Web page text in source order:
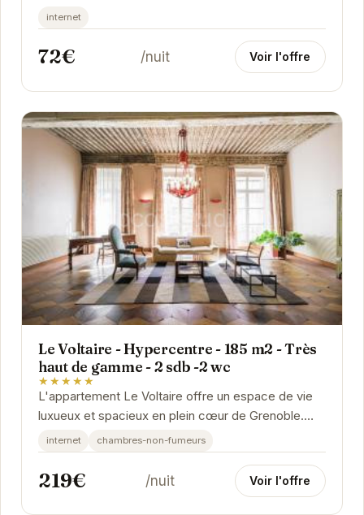
Profitez d'un séjour confortable et relaxant dans...
internet
72€ /nuit Voir l'offre
Le Voltaire - Hypercentre - 185 m2 - Très
haut de gamme - 2 sdb -2 wc
★★★★★
L'appartement Le Voltaire offre un espace de vie
luxueux et spacieux en plein cœur de Grenoble.
Son emplacement privilégié vous permet
d'accéder...
internet chambres-non-fumeurs
219€ /nuit Voir l'offre